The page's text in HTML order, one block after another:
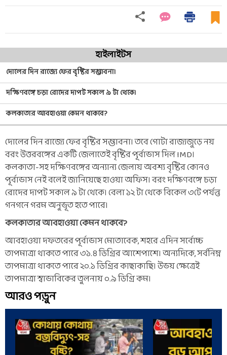
হাইলাইটস
দোলের দিন রাজ্যে ফের বৃষ্টির সম্ভাবনা।
দক্ষিণবঙ্গে চড়া রোদের দাপট সকাল ৯ টা থেকে।
কলকাতার আবহাওয়া কেমন থাকবে?
দোলের দিন রাজ্যে ফের বৃষ্টির সম্ভাবনা। তবে গোটা রাজ্যজুড়ে নয়
বরং উত্তরবঙ্গের একটি জেলাতেই বৃষ্টির পূর্বাভাস দিল IMD।
কলকাতা-সহ দক্ষিণবঙ্গের অন্যান্য জেলায় অবশ্য বৃষ্টির কোনও
পূর্বাভাস নেই বলেই জানিয়েছে হাওয়া অফিস। বরং দক্ষিণবঙ্গে চড়া
রোদের দাপট সকাল ৯ টা থেকে। বেলা ১২ টা থেকে বিকেল ৩টে পর্যন্ত
গনগনে গরম অনুভূত হতে পারে।
কলকাতার আবহাওয়া কেমন থাকবে?
আবহাওয়া দফতরের পূর্বাভাস মোতাবেক, শহরে এদিন সর্বোচ্চ
তাপমাত্রা থাকতে পারে ৩১.৪ ডিগ্রির আশেপাশে। অন্যদিকে, সর্বনিম্ন
তাপমাত্রা থাকতে পারে ২০.১ ডিগ্রির কাছাকাছি। উভয় ক্ষেত্রেই
তাপমাত্রা স্বাভাবিকের তুলনায় ০.৯ ডিগ্রি কম।
আরও পড়ুন